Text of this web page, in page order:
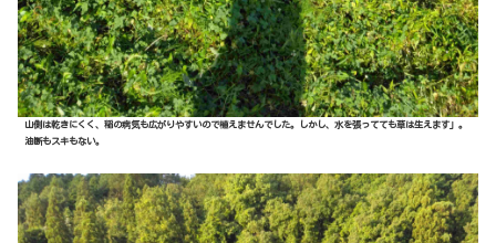
山側は乾きにくく、稲の病気も広がりやすいので植えませんでした。しかし、水を張ってても草は生えます」。
油断もスキもない。